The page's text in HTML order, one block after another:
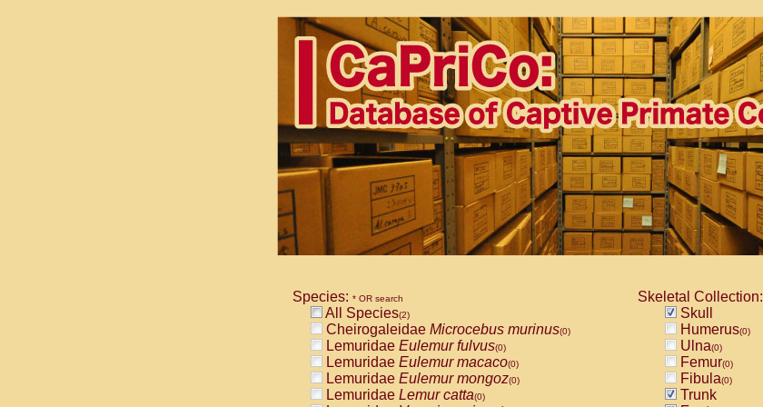
Species: * OR search
All Species(2)
Cheirogaleidae Microcebus murinus(0)
Lemuridae Eulemur fulvus(0)
Lemuridae Eulemur macaco(0)
Lemuridae Eulemur mongoz(0)
Lemuridae Lemur catta(0)
Skeletal Collection:
Skull
Humerus(0)
Ulna(0)
Femur(0)
Fibula(0)
Trunk